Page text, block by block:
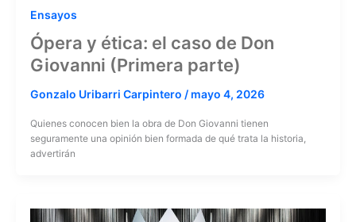
Ensayos
Ópera y ética: el caso de Don
Giovanni (Primera parte)
Gonzalo Uribarri Carpintero / mayo 4, 2026
Quienes conocen bien la obra de Don Giovanni tienen
seguramente una opinión bien formada de qué trata la historia,
advertirán